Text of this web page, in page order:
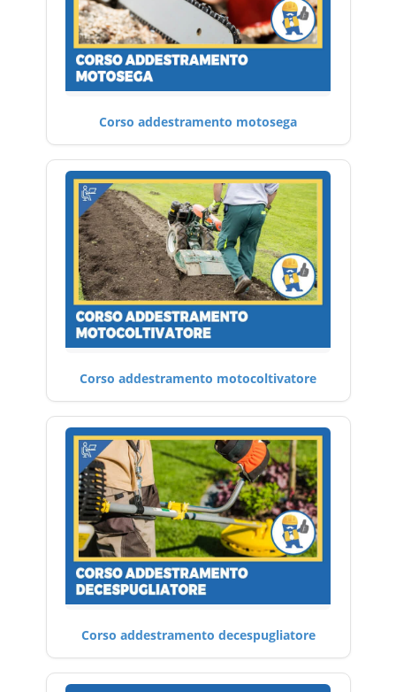
Corso addestramento motosega
Corso addestramento motocoltivatore
Corso addestramento decespugliatore